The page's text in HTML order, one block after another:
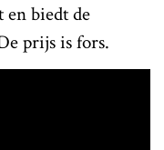
biedt de
prijs is fors.